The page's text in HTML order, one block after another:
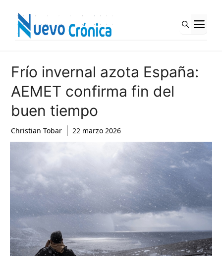
contenido
Frío invernal azota España:
AEMET confirma fin del
buen tiempo
Christian Tobar 22 marzo 2026